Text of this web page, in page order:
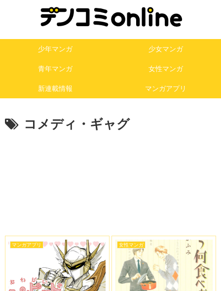
少年マンガ 少女マンガ
青年マンガ 女性マンガ
新連載情報 マンガアプリ
コメディ・ギャグ
マンガアプリ 女性マンガ